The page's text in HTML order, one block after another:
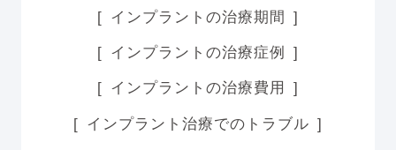
インプラントの治療期間
インプラントの治療症例
インプラントの治療費用
インプラント治療でのトラブル